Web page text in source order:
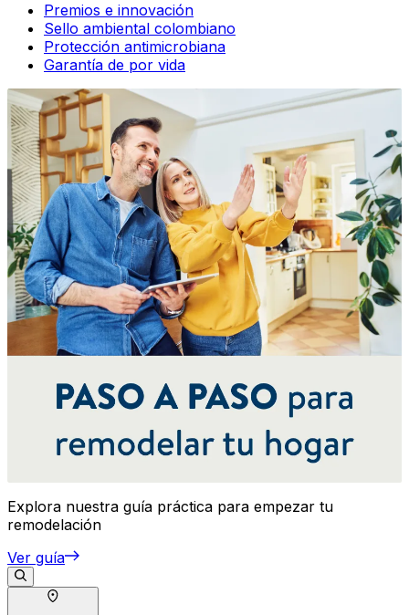
Premios e innovación
Sello ambiental colombiano
Protección antimicrobiana
Garantía de por vida
Explora nuestra guía práctica para empezar tu
remodelación
Ver guía